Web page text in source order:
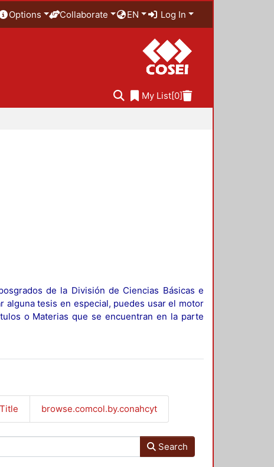
Options Collaborate EN Log In
My List[0]
de la División de Ciencias Básicas e
alguna tesis en especial, puedes usar el motor
o Materias que se encuentran en la parte
browse.comcol.by.conahcyt
Search